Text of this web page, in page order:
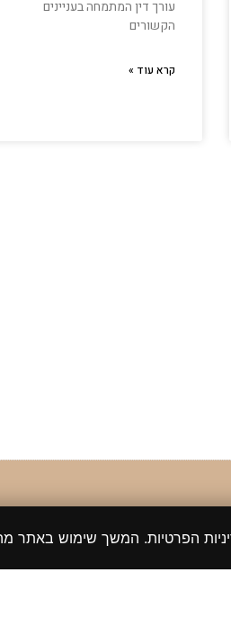
עורך דין המתמחה בעניינים
הקשורים
קרא עוד »
הפרטיות. המשך שימוש באתר